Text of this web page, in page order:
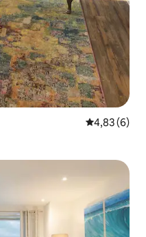
Átlagos
4,83 (6)